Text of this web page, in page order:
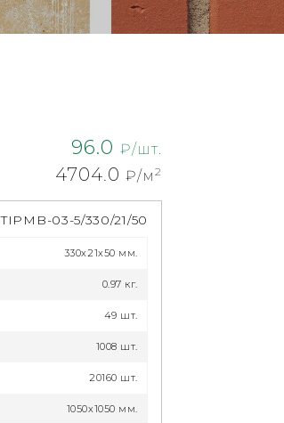
96.0 ₽/шт.
4704.0 ₽/м 2
TIPMB-03-5/330/21/50
330x21x50 мм.
0.97 кг.
49 шт.
1008 шт.
20160 шт.
1050x1050 мм.